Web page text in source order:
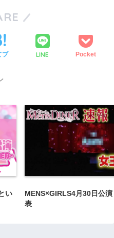
ブ LINE Pocket
い
MENS×GIRLS4月30日公
表